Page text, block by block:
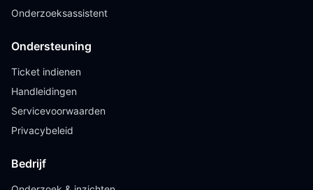
Onderzoeksassistent
Ondersteuning
Ticket indienen
Handleidingen
Servicevoorwaarden
Privacybeleid
Bedrijf